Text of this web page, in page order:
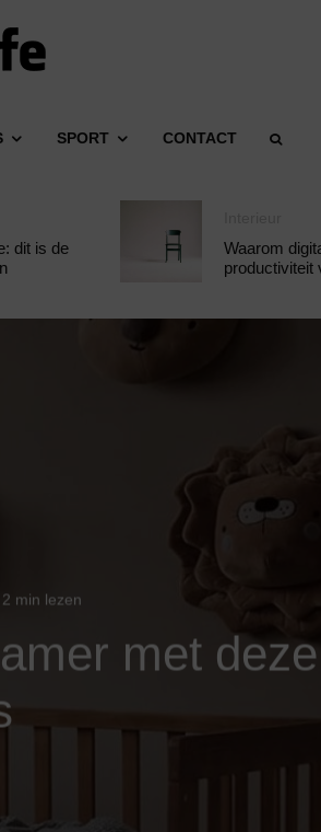
SPORT CONTACT
dit is de
Waarom
productiviteit
2 min lezen
met